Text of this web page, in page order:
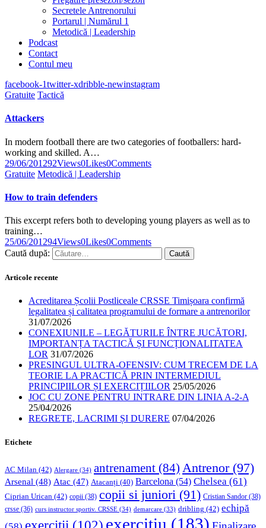
Secretele Antrenorului
Portarul | Numărul 1
Metodică | Leadership
Podcast
Contact
Contul meu
facebook-1twitter-xdribble-newinstagram
Gratuite Tactică
Attackers
In modern football there are two categories of footballers: hard-
working and skilled. A…
29/06/201292Views0Likes0Comments
Gratuite Metodică | Leadership
How to train defenders
This excerpt refers both to developing young players as well as to
training…
25/06/201294Views0Likes0Comments
Caută după:
Articole recente
Acreditarea Școlii Postliceale CRSSE Timișoara confirmă
legalitatea și calitatea programului de formare a antrenorilor
31/07/2026
CONEXIUNILE – LEGĂTURILE ÎNTRE JUCĂTORI,
IMPORTANȚA TACTICĂ ȘI FUNCȚIONALITATEA
LOR 31/07/2026
PRESINGUL ULTRA-OFENSIV: CUM TRECEM DE LA
TEORIE LA PRACTICĂ PRIN INTERMEDIUL
PRINCIPIILOR ȘI EXERCIȚIILOR 25/05/2026
JOC CU ZONE PENTRU INTRARE DIN LINIA A-2-A
25/04/2026
REGRETE, LACRIMI ȘI DURERE 07/04/2026
Etichete
AC Milan (42) Alergare (34) antrenament (84) Antrenor(97)
Arsenal (48) Atac (47) Atacanți (40) Barcelona (54) Chelsea (61)
Ciprian Urican (42) copii (38) copii si juniori (91) Cristian Sandor (38)
crsse (36) curs instructor sportiv. CRSSE (34) demarcare (33) dribling (42) echipă
exercitiu (183)